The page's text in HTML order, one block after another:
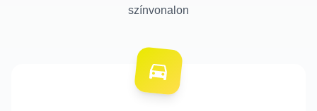
színvonalon